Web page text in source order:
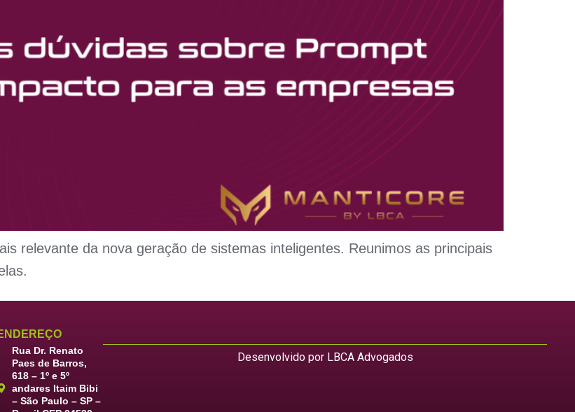
relevante da nova geração de sistemas inteligentes. Reunimos as principais
Rua Dr. Renato
Paes de Barros,
618 – 1º e 5º
andares Itaim Bibi
– São Paulo – SP –
Desenvolvido por LBCA Advogados